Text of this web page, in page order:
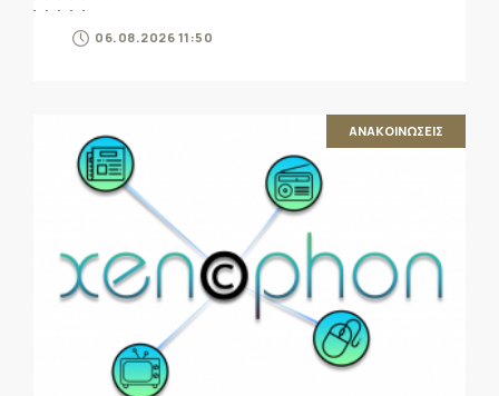
06.08.2026 11:50
ΑΝΑΚΟΙΝΩΣΕΙΣ